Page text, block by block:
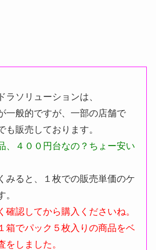
ラソリューションは、
一般的ですが、一部の店舗で
も販売しております。
、４００円台なの？ちょー安い
みると、１枚での販売単価のケ
確認してから購入くださいね。
箱でパック５枚入りの商品をベ
をしました。